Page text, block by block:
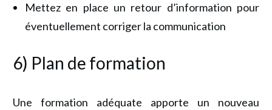
Mettez en place un retour d’information pour
éventuellement corriger la communication
6) Plan de formation
Une formation adéquate apporte un nouveau